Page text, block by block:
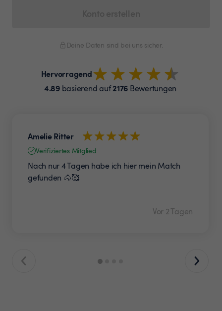
Deine Daten sind bei uns sicher.
Hervorragend
4.89basierend auf2176 Bewertungen
Amelie Ritter
Verifiziertes Mitglied
Nach nur 4 Tagen habe ich hier mein Match
gefunden 🐴🥰
Vor 2 Tagen